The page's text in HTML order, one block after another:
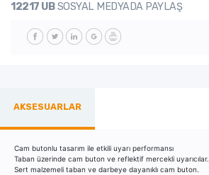
12217 UBSOSYAL MEDYADA PAYLAŞ
AKSESUARLAR
Cam butonlu tasarım ile etkili uyarı performansı
Taban üzerinde cam buton ve reflektif mercekli uyarıcılar.
Sert malzemeli taban ve darbeye dayanıklı cam buton.